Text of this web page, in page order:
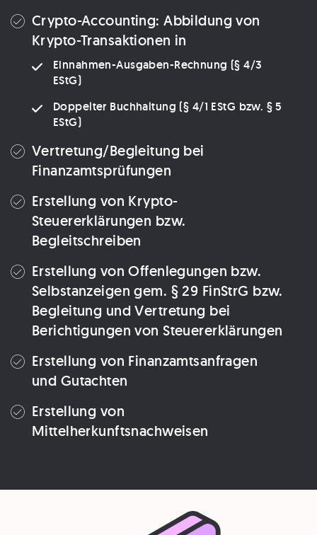
Crypto-Accounting: Abbildung von
Krypto-Transaktionen in
Einnahmen-Ausgaben-Rechnung (§ 4/3
EStG)
Doppelter Buchhaltung (§ 4/1 EStG bzw. § 5
EStG)
Vertretung/Begleitung bei
Finanzamtsprüfungen
Erstellung von Krypto-
Steuererklärungen bzw.
Begleitschreiben
Erstellung von Offenlegungen bzw.
Selbstanzeigen gem. § 29 FinStrG bzw.
Begleitung und Vertretung bei
Berichtigungen von Steuererklärungen
Erstellung von Finanzamtsanfragen
und Gutachten
Erstellung von
Mittelherkunftsnachweisen